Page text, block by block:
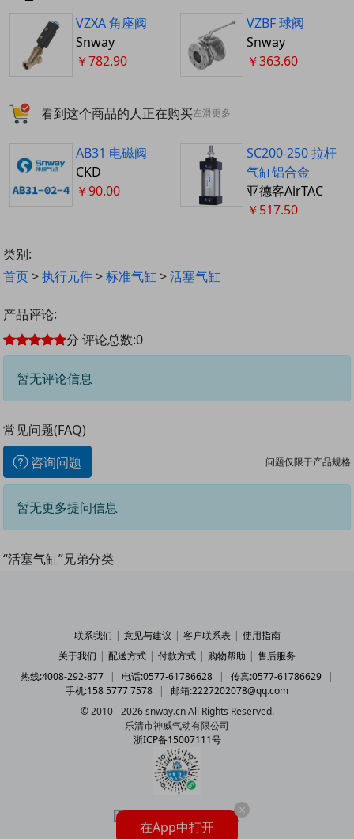
VZXA 角座阀
Snway
￥782.90
VZBF 球阀
Snway
￥363.60
看到这个商品的人正在购买左滑更多
AB31 电磁阀
CKD
￥90.00
SC200-250 拉杆
气缸铝合金
亚德客AirTAC
￥517.50
类别:
首页>执行元件>标准气缸 >活塞气缸
产品评论:
分 评论总数:0
暂无评论信息
常见问题(FAQ)
咨询问题
问题仅限于产品规格
暂无更多提问信息
“活塞气缸”兄弟分类
联系我们 | 意见与建议 | 客户联系表 | 使用指南
关于我们 | 配送方式 | 付款方式 | 购物帮助 | 售后服务
热线:4008-292-877
| 电话:0577-61786628 | 传真:0577-61786629
|
手机:158 5777 7578
|
邮箱:2227202078@qq.com
© 2010 - 2026 snway.cn All Rights Reserved.
乐清市神威气动有限公司
浙ICP备15007111号
在App中打开
×